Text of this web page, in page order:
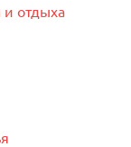
и отдыха